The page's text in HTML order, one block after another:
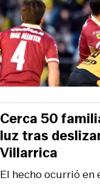
El hecho ocurrió
Cerca 50
luz tras
Villarrica